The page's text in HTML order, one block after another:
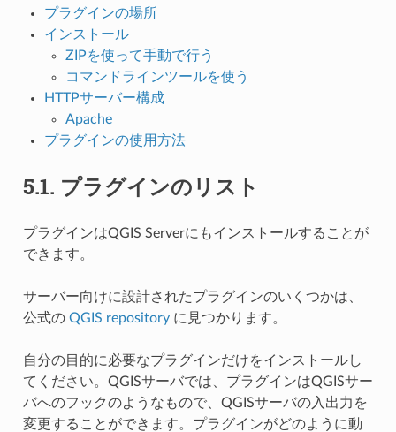
プラグインの場所
インストール
ZIPを使って手動で行う
コマンドラインツールを使う
HTTPサーバー構成
Apache
プラグインの使用方法
5.1. プラグインのリスト
プラグインはQGIS Serverにもインストールすることが
できます。
サーバー向けに設計されたプラグインのいくつかは、
公式の QGIS repositoryに見つかります。
自分の目的に必要なプラグインだけをインストールし
てください。QGISサーバでは、プラグインはQGISサー
バへのフックのようなもので、QGISサーバの入出力を
変更することができます。プラグインがどのように動